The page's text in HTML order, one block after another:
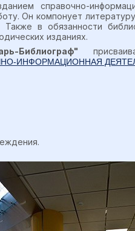
справочно-
Он компонует
в обязанности
изданиях.
Библиограф"
ИНФОРМАЦИОННАЯ